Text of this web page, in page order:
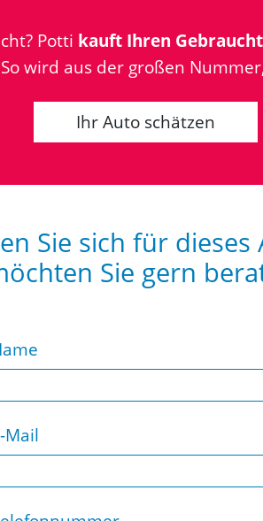
Potti kauft Ihren
wird aus der großen
Ihr Auto schätzen
Sie sich für dieses
Sie gern
Mail